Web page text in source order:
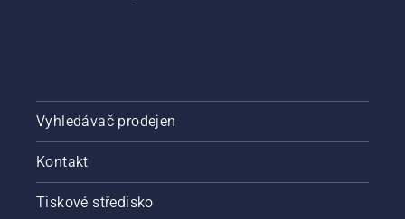
Vyhledávač prodejen
Kontakt
Tiskové středisko